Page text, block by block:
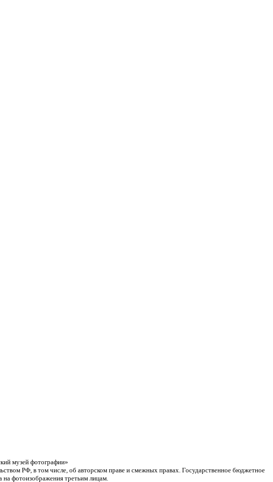
музей фотографии»
РФ, в том числе, об авторском праве и смежных правах. Государственное бюджетное
фотоизображения третьим лицам.